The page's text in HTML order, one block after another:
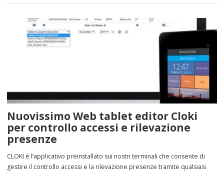
Nuovissimo Web tablet editor Cloki
per controllo accessi e rilevazione
presenze
CLOKI è l’applicativo preinstallato sui nostri terminali che consente di
gestire il controllo accessi e la rilevazione presenze tramite qualsiasi